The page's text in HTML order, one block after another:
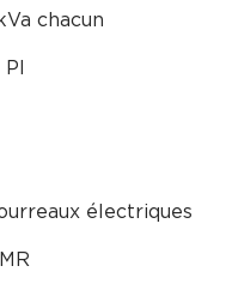
chacun
électriques